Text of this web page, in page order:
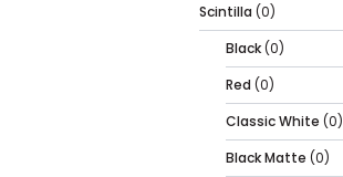
Scintilla (0)
Black (0)
Red (0)
Classic White (0)
Black Matte (0)